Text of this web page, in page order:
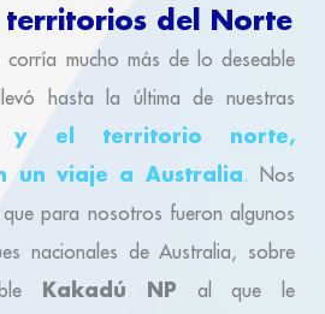
del Norte
corría mucho más de lo deseable
hasta la última de nuestras
y el territorio norte,
un viaje a Australia. Nos
para nosotros fueron algunos
nacionales de Australia, sobre
Kakadú NP al que le